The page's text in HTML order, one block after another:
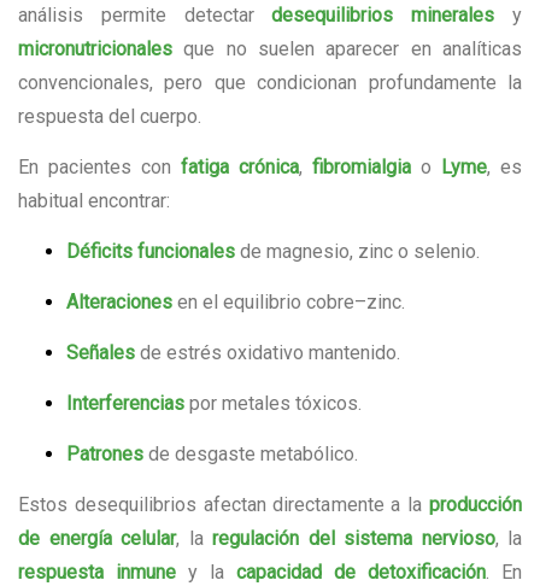
análisis permite detectardesequilibrios minerales y
micronutricionales que no suelen aparecer en analíticas
convencionales, pero que condicionan profundamente la
respuesta del cuerpo.
En pacientes con fatiga crónica, fibromialgia o Lyme, es
habitual encontrar:
Déficits funcionales de magnesio, zinc o selenio.
Alteraciones en el equilibrio cobre–zinc.
Señales de estrés oxidativo mantenido.
Interferencias por metales tóxicos.
Patrones de desgaste metabólico.
Estos desequilibrios afectan directamente a la producción
de energía celular, la regulación del sistema nervioso, la
respuesta inmune y la capacidad de detoxificación. En